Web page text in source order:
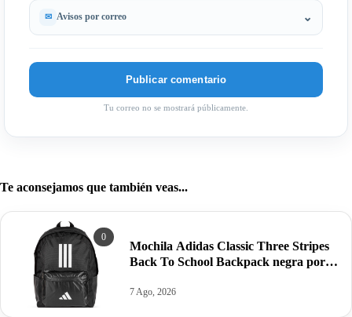
Avisos por correo
Tu correo no se mostrará públicamente.
Te aconsejamos que también veas...
0
Mochila Adidas Classic Three Stripes
Back To School Backpack negra por
7 Ago, 2026